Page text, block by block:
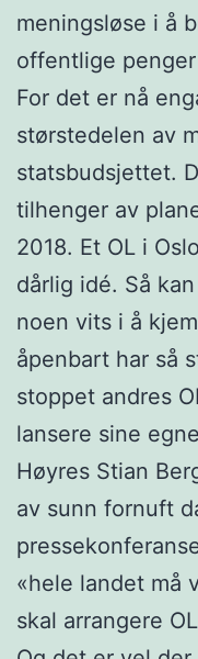
meningsløse i å
offentlige
For det er nå
størstedelen av
statsbudsjettet.
tilhenger av
2018. Et OL i
dårlig idé. Så
noen vits i å
åpenbart har så
stoppet andres
lansere sine
Høyres Stian
av sunn fornuft
«hele landet må
skal arrangere